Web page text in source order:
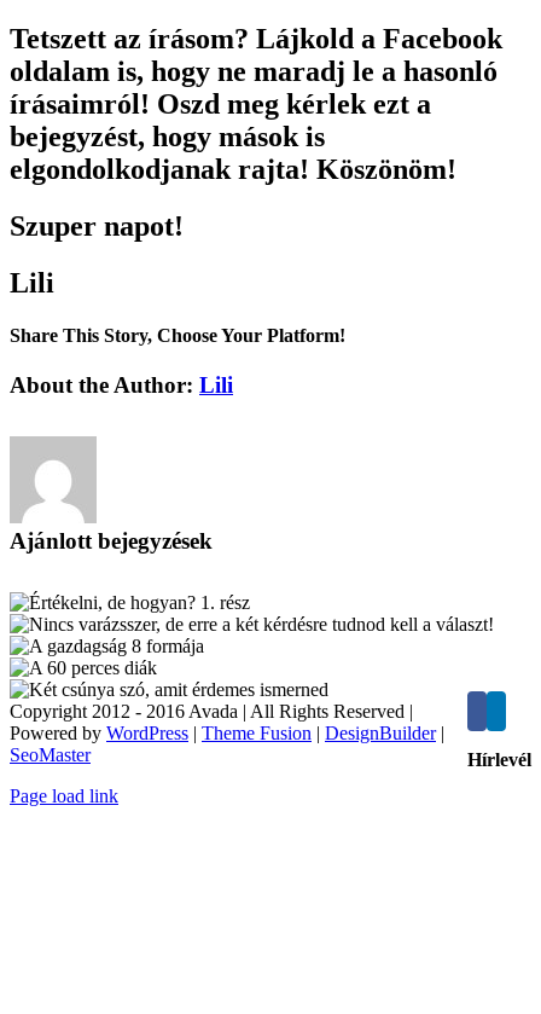
Tetszett az írásom? Lájkold a Facebook
oldalam is, hogy ne maradj le a hasonló
írásaimról! Oszd meg kérlek ezt a
bejegyzést, hogy mások is
elgondolkodjanak rajta! Köszönöm!
Szuper napot!
Lili
Share This Story, Choose Your Platform!
Facebook
X
Reddit
LinkedIn
Tumblr
Pinterest
Vk
Email:
About the Author: Lili
Ajánlott bejegyzések
Hírlevél
Copyright 2012 - 2016 Avada | All Rights Reserved |
Powered by WordPress | Theme Fusion | DesignBuilder|
SeoMaster
Toggle
Page load link